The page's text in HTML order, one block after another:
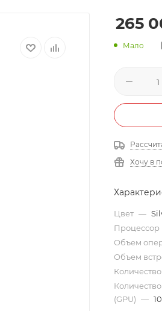
265
Мало
Хочу в
Цвет —
Процессор
Объем
Объем
(GPU) — 10